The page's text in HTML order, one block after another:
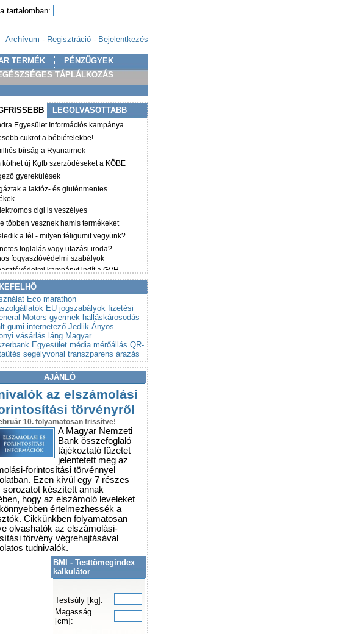
tartalomban:
Archívum - Regisztráció - Bejelentkezés
TERMÉK
PÉNZÜGYEK
TÁPLÁLKOZÁS
LEGOLVASOTTABB
Egyesület Információs kampánya
cukrot a bébiételekbe!
bírság a Ryanairnek
köthet új Kgfb szerződéseket a KÖBE
gyerekülések
a laktóz- és gluténmentes
cigi is veszélyes
többen vesznek hamis termékeket
a tél - milyen téligumit vegyünk?
foglalás vagy utazási iroda?
fogyasztóvédelmi szabályok
kampányt indít a GVH
venne? Lebuktathatja a csalókat!
szigorodnak az árubemutatókra
szabályok
Eco marathon
EU jogszabályok fizetési
Motors gyermek halláskárosodás
gumi internetező Jedlik Ányos
vásárlás láng Magyar
Egyesület média mérőállás QR-
segélyvonal transzparens árazás
AJÁNLÓ
az elszámolási
törvényről
10. folyamatosan frissítve!
A Magyar Nemzeti
Bank összefoglaló
tájékoztató füzetet
jelentetett meg az
forintosítási törvénnyel
Ezen kívül egy 7 részes
sorozatot készített annak
hogy az elszámoló leveleket
értelmezhessék a
Cikkünkben folyamatosan
olvashatók az elszámolási-
törvény végrehajtásával
tudnivalók.
BMI - Testtömegindex
kalkulátor
Testsúly [kg]:
Magasság
[cm]: